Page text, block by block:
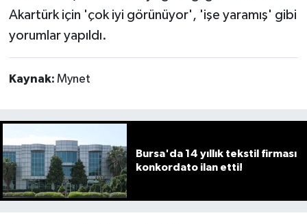
Akartürk için 'çok iyi görünüyor', 'işe yaramış' gibi
yorumlar yapıldı.
Kaynak: Mynet
Bursa'da 14 yıllık tekstil firması
konkordato ilan etti!